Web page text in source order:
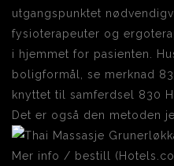
utgangspunktet
fysioterapeuter og
i hjemmet for pasienten.
boligformål, se merknad
knyttet til samferdsel 830
Det er også den metoden
Mer info / bestill